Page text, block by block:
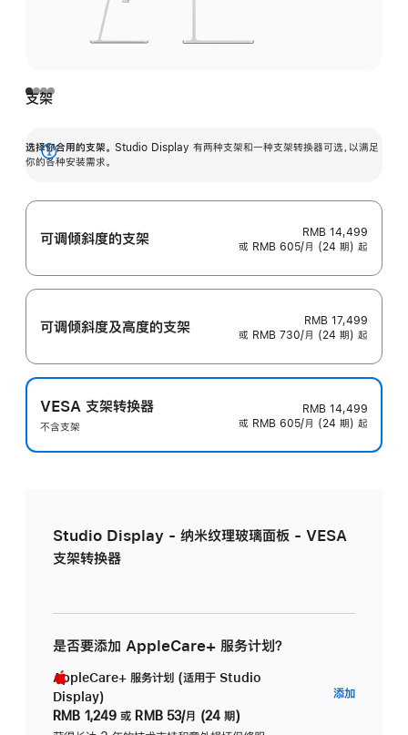
支架
选择你合用的支架。 Studio Display 有两种支架和一种支架转换器可选，以满足
你的各种安装需求。
展
可调倾斜度的支架
RMB 14,499
或 RMB 605/月 (24 期) 起
可调倾斜度及高‍度的支‍架
RMB 17,499
或 RMB 730/月 (24 期) 起
VESA 支架转换器
不含支架
RMB 14,499
或 RMB 605/月 (24 期) 起
Studio Display - 纳米纹理玻璃面板 - VESA
支架转换器
是否要添加 AppleCare+ 服务计划？
AppleCare+ 服务计划 (适用于 Studio
Display)
RMB 1,249 或 RMB 53/月 (24 期)
添加